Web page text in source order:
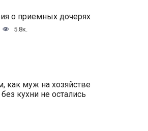
о приемных дочерях
5.8к.
как муж на хозяйстве
кухни не остались